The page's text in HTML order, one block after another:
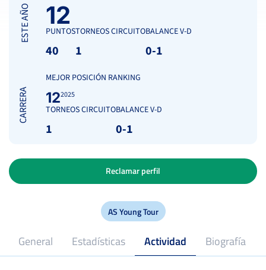
ESTE AÑO 12
PUNTOS
40
TORNEOS CIRCUITO
1
BALANCE V-D
0-1
CARRERA
MEJOR POSICIÓN RANKING
122025
TORNEOS CIRCUITO
1
BALANCE V-D
0-1
AS Young Tour
General Estadísticas Actividad Biografía
Reclamar perfil